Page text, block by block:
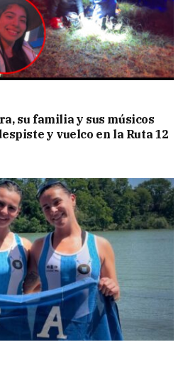
su familia y sus músicos
y vuelco en la Ruta 12